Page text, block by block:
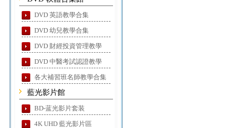
DVD 英語教學合集
DVD 幼兒教學合集
DVD 財經投資管理教學
DVD 中醫考試認證教學
各大補習班名師教學合集
藍光影片館
BD-蓝光影片套装
4K UHD 藍光影片區